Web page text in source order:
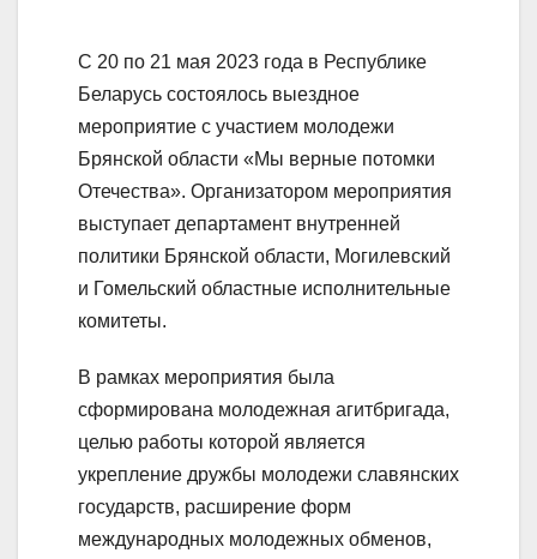
С 20 по 21 мая 2023 года в Республике
Беларусь состоялось выездное
мероприятие с участием молодежи
Брянской области «Мы верные потомки
Отечества». Организатором мероприятия
выступает департамент внутренней
политики Брянской области, Могилевский
и Гомельский областные исполнительные
комитеты.
В рамках мероприятия была
сформирована молодежная агитбригада,
целью работы которой является
укрепление дружбы молодежи славянских
государств, расширение форм
международных молодежных обменов,